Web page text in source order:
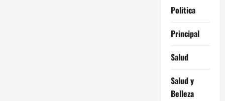
Politica
Principal
Salud
Salud y
Belleza